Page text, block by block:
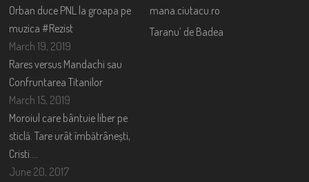
Orban duce PNL la groapa pe
muzica #Rezist
March 19, 2019
Rares versus Mandachi sau
Confruntarea Titanilor
March 15, 2019
Moroiul care bântuie liber pe
sticlă. Tare urât îmbătrânești,
Cristi….
June 20, 2017
mana.ciutacu.ro
Taranu’ de Badea